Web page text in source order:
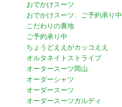
おでかけスーツ
おでかけスーツ、ご予約承り中
こだわりの裏地
ご予約承り中
ちょうどええがカッコええ
オルタネイトストライプ
オータースーツ岡山
オーダーシャツ
オーダースーツ
オーダースーツガルディ